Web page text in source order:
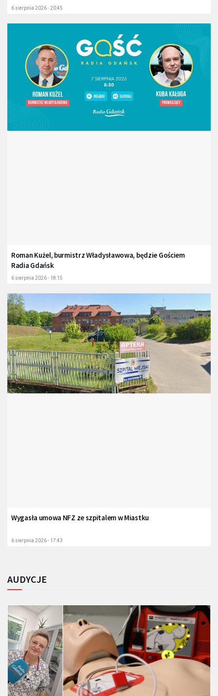
6 sierpnia 2026 - 20:45
Roman Kużel, burmistrz Władysławowa, będzie Gościem
Radia Gdańsk
6 sierpnia 2026 - 18:15
Wygasła umowa NFZ ze szpitalem w Miastku
6 sierpnia 2026 - 17:43
AUDYCJE